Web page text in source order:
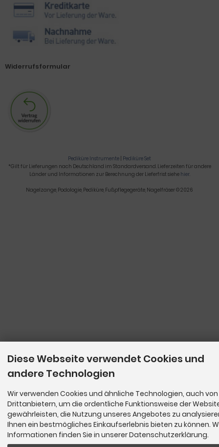
Widerrufsformular
Pediküre Instrumente | Pediküre Set
*Gilt für Lieferungen nach Deutschland im Standardversand. Lieferzeiten für andere
Länder und Informationen zur Berechnung der Lieferfrist siehe hier.
Nagelzange, Podologie, Pediküre, Fußpflegegeräte, Nagelfräser © 2026
Diese Webseite verwendet Cookies und
andere Technologien
Wir verwenden Cookies und ähnliche Technologien, auch von
Drittanbietern, um die ordentliche Funktionsweise der
gewährleisten, die Nutzung unseres Angebotes zu
Ihnen ein bestmögliches Einkaufserlebnis bieten zu können.
Informationen finden Sie in unserer Datenschutzerklärung.